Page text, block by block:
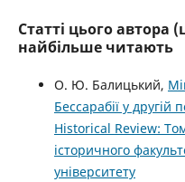
Статті цього автора
найбільше читають
О. Ю. Балицький,
Бессарабії у другій
Historical Review:
історичного
університету